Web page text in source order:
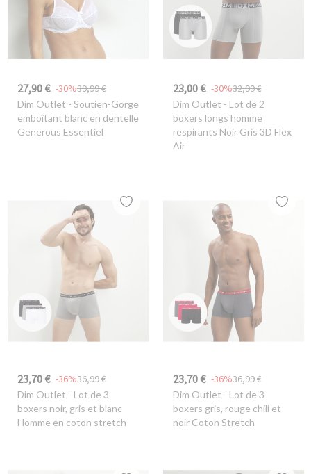
27,90 € 39,99 €
-30%
Dim Outlet - Soutien-Gorge
emboîtant blanc en dentelle
Generous Essentiel
23,00 € 32,99 €
-30%
Dim Outlet - Lot de 2
boxers longs homme
respirants Noir Gris 3D Flex
Air
23,70 € 36,99 €
-36%
Dim Outlet - Lot de 3
boxers noir, gris et blanc
Homme en coton stretch
23,70 € 36,99 €
-36%
Dim Outlet - Lot de 3
boxers gris, rouge chili et
noir Coton Stretch